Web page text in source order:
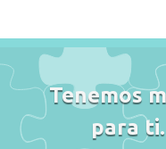
Tenemos
para